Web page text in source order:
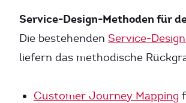
Service-Design-Methoden für
Die bestehenden Service-
liefern das methodische
Customer Journey Mapping